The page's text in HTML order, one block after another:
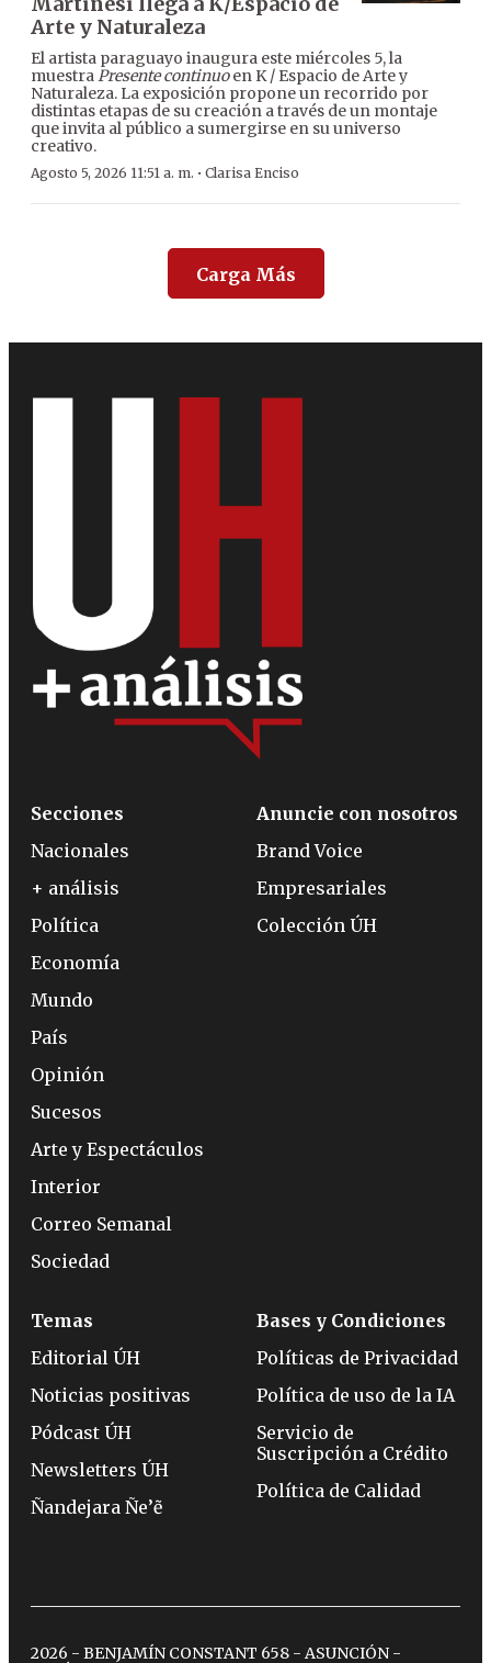
Arte y Naturaleza
El artista paraguayo inaugura este miércoles 5, la
muestraPresente continuoen K / Espacio de Arte y
Naturaleza. La exposición propone un recorrido por
distintas etapas de su creación a través de un montaje
que invita al público a sumergirse en su universo
creativo.
Agosto 5, 2026 11:51 a. m. · Clarisa Enciso
Carga Más
Secciones
Nacionales
+ análisis
Política
Economía
Mundo
País
Opinión
Sucesos
Arte y Espectáculos
Interior
Correo Semanal
Sociedad
Anuncie con nosotros
Brand Voice
Empresariales
Colección ÚH
Temas
Editorial ÚH
Noticias positivas
Pódcast ÚH
Newsletters ÚH
Ñandejara Ñe’ẽ
Bases y Condiciones
Políticas de Privacidad
Política de uso de la IA
Servicio de
Suscripción a Crédito
Política de Calidad
2026 - BENJAMÍN CONSTANT 658 - ASUNCIÓN -